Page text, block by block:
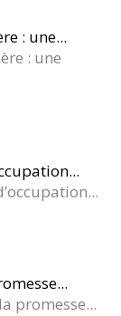
: une...
: une
promesse...